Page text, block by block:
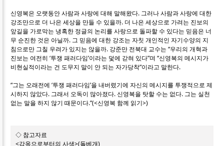
신영복은 오랫동안 사람과 사랑에 대해 말해왔다. 그러나 사람과 사랑에 대한
강조만으로 더 나은 세상을 만들 수 있을까. 더 나은 세상으로 가려는 진보의
앞길을 가로막는 냉혹한 정글의 논리를 사랑으로 돌파할 수 있다는 믿음은 너
무 순진한 것은 아닐까. 그 믿음에 대한 강조는 자칫 개인적인 자기수양의 지
침으로만 그칠 우려가 있지는 않을까. 강준만 전북대 교수는 “우리의 개혁과
진보는 여전히 ‘투쟁 패러다임’이라는 덫에 갇혀 있다”며 “신영복의 메시지가
비현실적이라는 건 도무지 말이 안 되는 자가당착”이라고 말한다.
“그는 오래전에 ‘투쟁 패러다임’을 내버렸기에 자신의 메시지를 투쟁적으로 제
시하지 않았다. 그래서 오독이 많아졌다. 신영복을 탓할 수는 없다. 그는 실천
없는 말을 하지 않기 때문이다.”(<신영복 함께 읽기>)
◇ 참고자료
<감옥으로부터의 사색>(돌베개)